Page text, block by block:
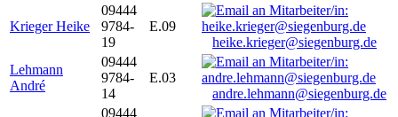
Krieger Heike
09444
9784-
19
E.09
heike.krieger@siegenburg.de
Lehmann
André
09444
9784-
14
E.03
andre.lehmann@siegenburg.de
09444